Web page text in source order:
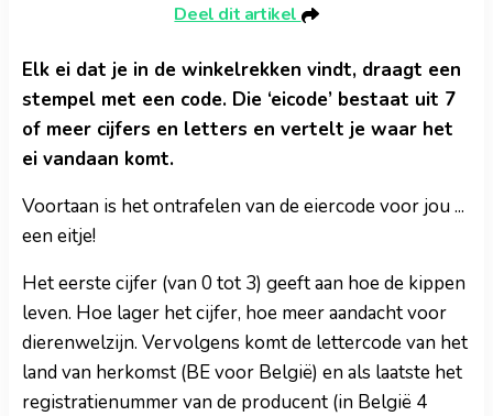
Deel dit artikel
Elk ei dat je in de winkelrekken vindt, draagt een
stempel met een code. Die ‘eicode’ bestaat uit 7
of meer cijfers en letters en vertelt je waar het
ei vandaan komt.
Voortaan is het ontrafelen van de eiercode voor jou ...
een eitje!
Het eerste cijfer (van 0 tot 3) geeft aan hoe de kippen
leven. Hoe lager het cijfer, hoe meer aandacht voor
dierenwelzijn. Vervolgens komt de lettercode van het
land van herkomst (BE voor België) en als laatste het
registratienummer van de producent (in België 4